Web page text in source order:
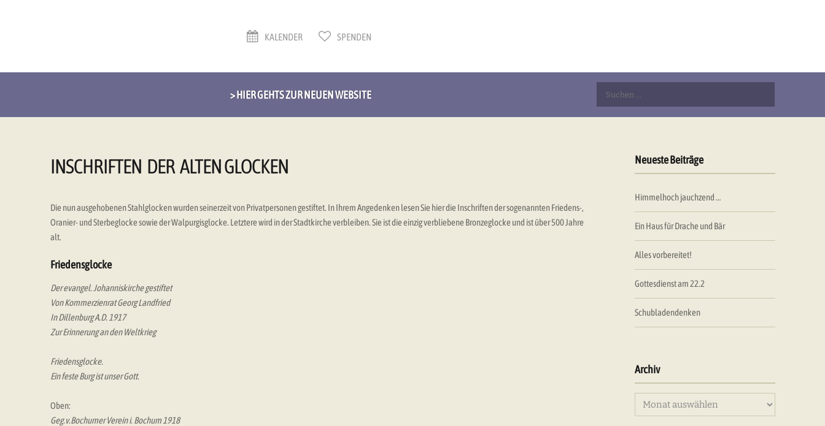
KALENDER SPENDEN
> HIER GEHTS ZUR NEUEN WEBSITE
INSCHRIFTEN DER ALTEN GLOCKEN
Die nun ausgehobenen Stahlglocken wurden seinerzeit von Privatpersonen gestiftet. In Ihrem Angedenken lesen Sie hier die Inschriften der sogenannten Friedens-,
Oranier- und Sterbeglocke sowie der Walpurgisglocke. Letztere wird in der Stadtkirche verbleiben. Sie ist die einzig verbliebene Bronzeglocke und ist über 500 Jahre
alt.
Friedensglocke
Der evangel. Johanniskirche gestiftet
Von Kommerzienrat Georg Landfried
In Dillenburg A.D. 1917
Zur Erinnerung an den Weltkrieg
Friedensglocke.
Ein feste Burg ist unser Gott.
Oben:
Geg.v.Bochumer Verein i. Bochum 1918
Neueste Beiträge
Himmelhoch jauchzend …
Ein Haus für Drache und Bär
Alles vorbereitet!
Gottesdienst am 22.2
Schubladendenken
Archiv
Archiv